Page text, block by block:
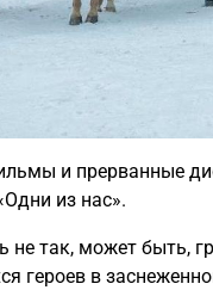
и прерванные
из нас».
не так, может быть,
героев в